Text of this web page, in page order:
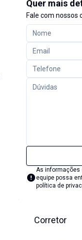
Quer mais
Fale com nossos
As informações
equipe possa
política de
Corretor